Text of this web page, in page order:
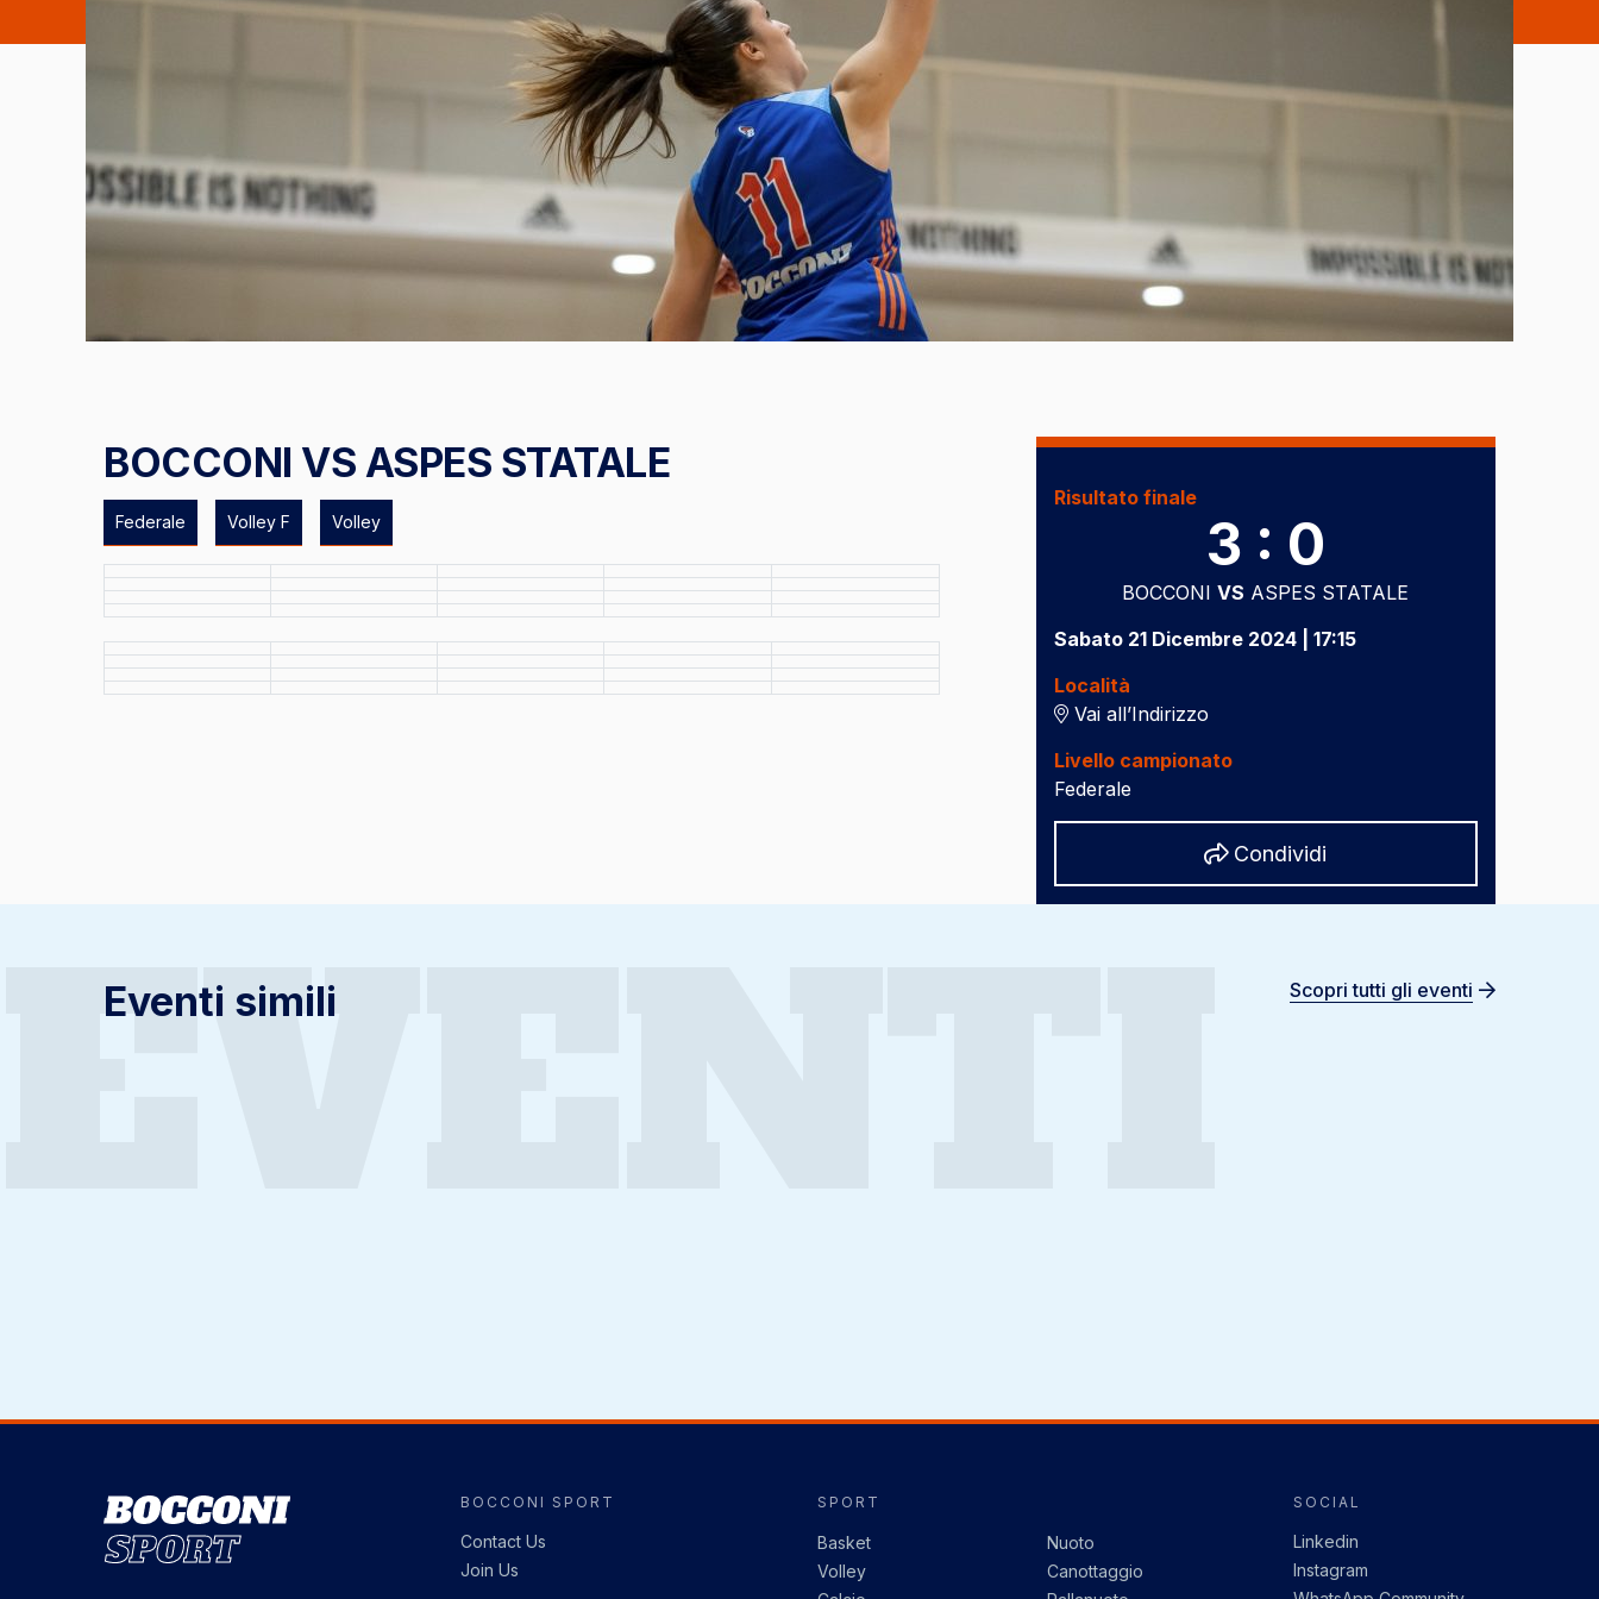
BOCCONI VS ASPES STATALE
Federale Volley F Volley
Risultato finale
3 : 0
BOCCONIVS ASPES STATALE
Sabato 21 Dicembre 2024 | 17:15
Località
Vai all’Indirizzo
Livello campionato
Federale
Condividi
Share
EVENTI
Eventi simili Scopri tutti gli eventi
Image BOCCONI SPORT
Contact Us
Join Us
SPORT
Basket
Volley
Nuoto
Canottaggio
SOCIAL
Linkedin
Instagram